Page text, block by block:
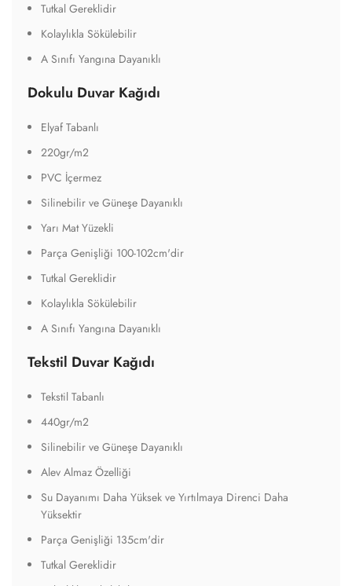
Tutkal Gereklidir
Kolaylıkla Sökülebilir
A Sınıfı Yangına Dayanıklı
Dokulu Duvar Kağıdı
Elyaf Tabanlı
220gr/m2
PVC İçermez
Silinebilir ve Güneşe Dayanıklı
Yarı Mat Yüzekli
Parça Genişliği 100-102cm'dir
Tutkal Gereklidir
Kolaylıkla Sökülebilir
A Sınıfı Yangına Dayanıklı
Tekstil Duvar Kağıdı
Tekstil Tabanlı
440gr/m2
Silinebilir ve Güneşe Dayanıklı
Alev Almaz Özelliği
Su Dayanımı Daha Yüksek ve Yırtılmaya Direnci Daha
Yüksektir
Parça Genişliği 135cm'dir
Tutkal Gereklidir